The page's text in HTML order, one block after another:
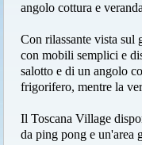
angolo cottura e
Con rilassante vista sul
con mobili semplici e
salotto e di un angolo
frigorifero, mentre la
Il Toscana Village
da ping pong e un'area